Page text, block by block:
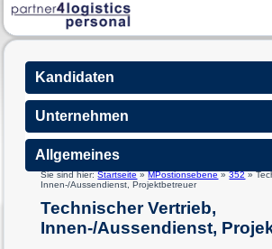
Kandidaten
Unternehmen
Allgemeines
Sie sind hier:Startseite » MPostionsebene »352 »
Innen-/Aussendienst, Projektbetreuer
Technischer Vertrieb,
Innen-/Aussendienst,